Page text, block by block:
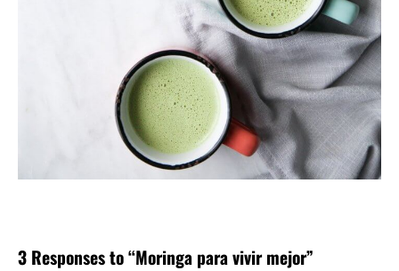
3 Responses to “Moringa para vivir mejor”